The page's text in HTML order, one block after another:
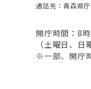
通話先：青森県
開庁時間：8
（土曜日、
※一部、開庁